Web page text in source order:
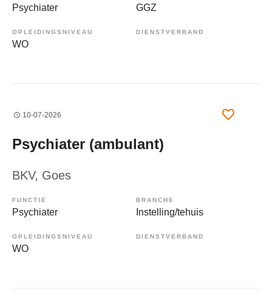
Psychiater GGZ
OPLEIDINGSNIVEAU
WO
DIENSTVERBAND
10-07-2026
Psychiater (ambulant)
BKV, Goes
FUNCTIE
Psychiater
BRANCHE
Instelling/tehuis
OPLEIDINGSNIVEAU
WO
DIENSTVERBAND